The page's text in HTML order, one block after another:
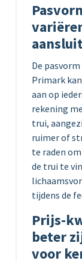
De
Primark
aan op
rekening
trui,
ruimer of
te raden
de trui te
tijdens de
Prijs-
beter
voor